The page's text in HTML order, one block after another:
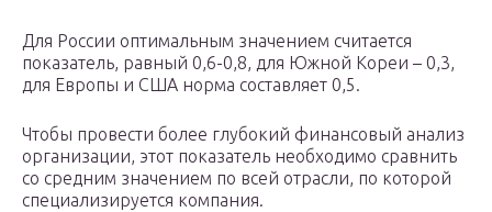
Для России оптимальным значением считается
показатель, равный 0,6-0,8, для Южной Кореи – 0,3,
для Европы и США норма составляет 0,5.
Чтобы провести более глубокий финансовый анализ
организации, этот показатель необходимо сравнить
со средним значением по всей отрасли, по которой
специализируется компания.